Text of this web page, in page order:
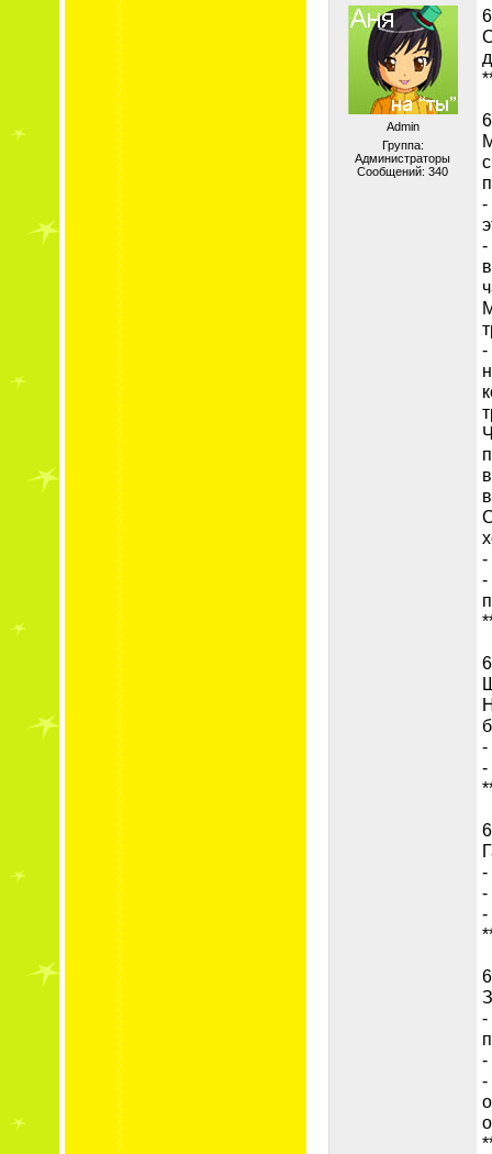
Admin
Группа:
Администраторы
Сообщений: 340
-
-
-
-
-
-
-
-
-
-
-
-
-